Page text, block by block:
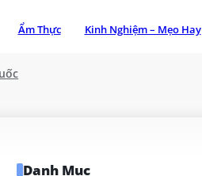
Ẩm Thực Kinh Nghiệm – Mẹo Hay
Danh Mục